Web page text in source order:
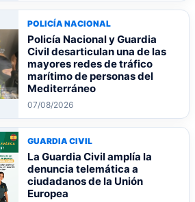
POLICÍA NACIONAL
Policía Nacional y Guardia
Civil desarticulan una de las
mayores redes de tráfico
marítimo de personas del
Mediterráneo
07/08/2026
GUARDIA CIVIL
La Guardia Civil amplía la
denuncia telemática a
ciudadanos de la Unión
Europea